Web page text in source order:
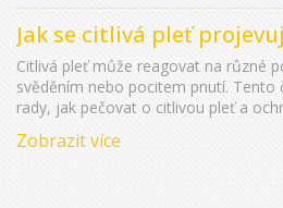
Jak se citlivá pleť
Citlivá pleť může reagovat na různé
svěděním nebo pocitem pnutí. Tento
rady, jak pečovat o citlivou pleť a
vybírat kosmetické produkty.
Zobrazit více